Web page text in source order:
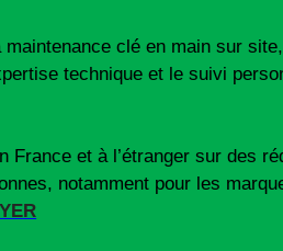
maintenance clé en main sur site,
technique et le suivi
France et à l’étranger sur des
notamment pour les